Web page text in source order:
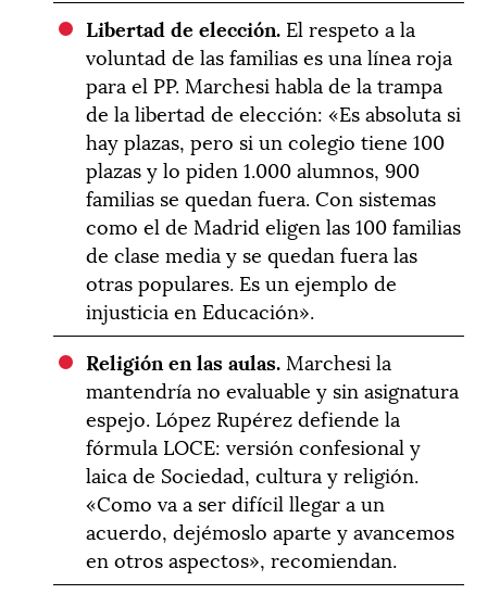
Libertad de elección. El respeto a la
voluntad de las familias es una línea roja
para el PP. Marchesi habla de la trampa
de la libertad de elección: «Es absoluta si
hay plazas, pero si un colegio tiene 100
plazas y lo piden 1.000 alumnos, 900
familias se quedan fuera. Con sistemas
como el de Madrid eligen las 100 familias
de clase media y se quedan fuera las
otras populares. Es un ejemplo de
injusticia en Educación».
Religión en las aulas. Marchesi la
mantendría no evaluable y sin asignatura
espejo. López Rupérez defiende la
fórmula LOCE: versión confesional y
laica de Sociedad, cultura y religión.
«Como va a ser difícil llegar a un
acuerdo, dejémoslo aparte y avancemos
en otros aspectos», recomiendan.